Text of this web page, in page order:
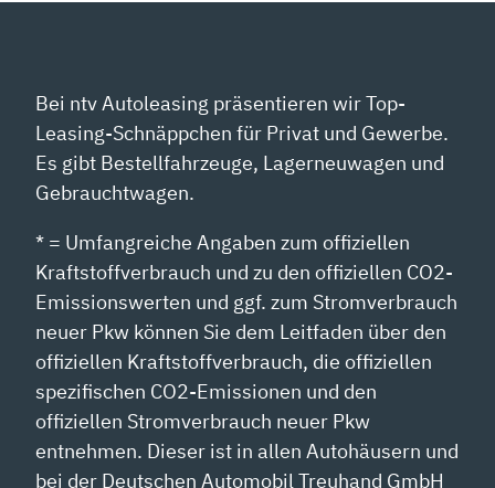
Bei ntv Autoleasing präsentieren wir Top-
Leasing-Schnäppchen für Privat und Gewerbe.
Es gibt Bestellfahrzeuge, Lagerneuwagen und
Gebrauchtwagen.
* = Umfangreiche Angaben zum offiziellen
Kraftstoffverbrauch und zu den offiziellen CO2-
Emissionswerten und ggf. zum Stromverbrauch
neuer Pkw können Sie dem Leitfaden über den
offiziellen Kraftstoffverbrauch, die offiziellen
spezifischen CO2-Emissionen und den
offiziellen Stromverbrauch neuer Pkw
entnehmen. Dieser ist in allen Autohäusern und
bei der Deutschen Automobil Treuhand GmbH